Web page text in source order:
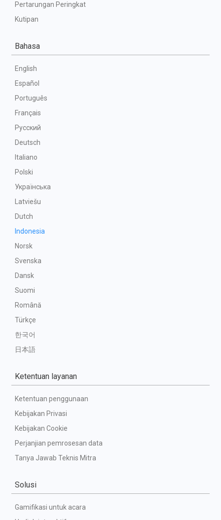
Pertarungan Peringkat
Kutipan
Bahasa
English
Español
Português
Français
Русский
Deutsch
Italiano
Polski
Українська
Latviešu
Dutch
Indonesia
Norsk
Svenska
Dansk
Suomi
Română
Türkçe
한국어
日本語
Ketentuan layanan
Ketentuan penggunaan
Kebijakan Privasi
Kebijakan Cookie
Perjanjian pemrosesan data
Tanya Jawab Teknis Mitra
Solusi
Gamifikasi untuk acara